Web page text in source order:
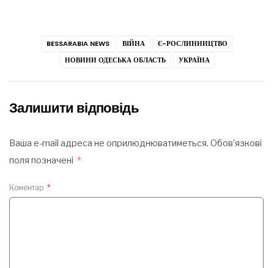
BESSARABIA NEWS ВІЙНА
Є-РОСЛИННИЦТВО
НОВИНИ ОДЕСЬКА ОБЛАСТЬ
УКРАЇНА
Залишити відповідь
Ваша e-mail адреса не оприлюднюватиметься. Обов’язкові
поля позначені *
Коментар *